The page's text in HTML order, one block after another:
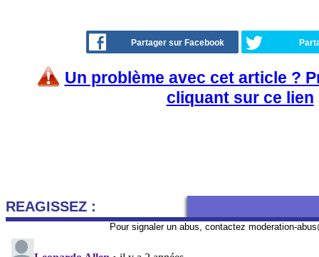
Partager sur Facebook
Un problème avec cet article ?
cliquant sur ce lien
REAGISSEZ :
Pour signaler un abus, contactez moderation-